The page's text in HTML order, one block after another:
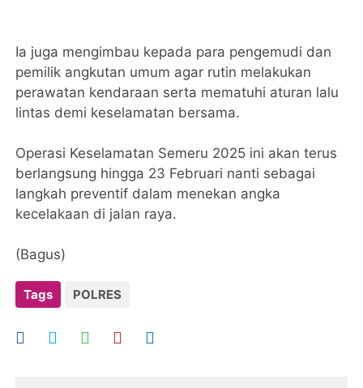
Ia juga mengimbau kepada para pengemudi dan
pemilik angkutan umum agar rutin melakukan
perawatan kendaraan serta mematuhi aturan lalu
lintas demi keselamatan bersama.
Operasi Keselamatan Semeru 2025 ini akan terus
berlangsung hingga 23 Februari nanti sebagai
langkah preventif dalam menekan angka
kecelakaan di jalan raya.
(Bagus)
Tags POLRES